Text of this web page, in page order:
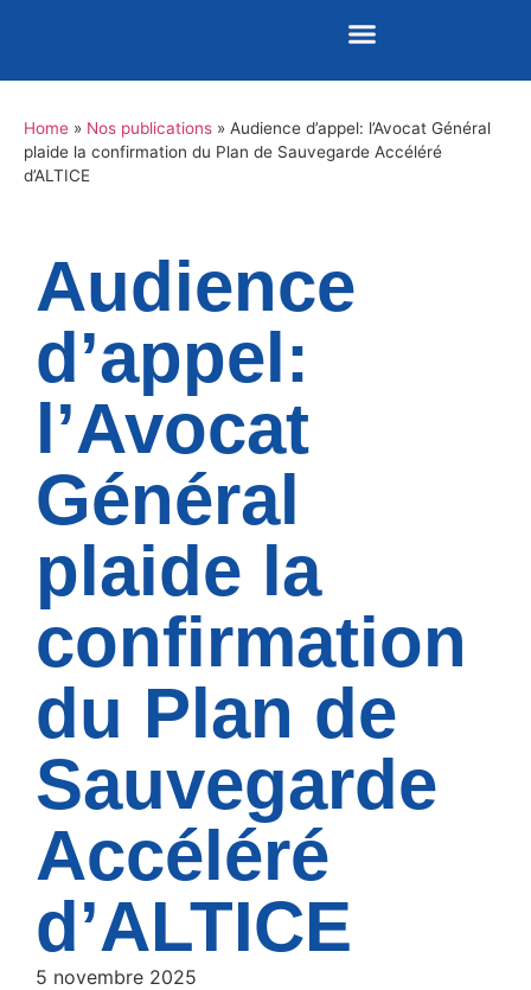
Home » Nos publications » Audience d’appel: l’Avocat Général
plaide la confirmation du Plan de Sauvegarde Accéléré
d’ALTICE
Audience
d’appel:
l’Avocat
Général
plaide la
confirmation
du Plan de
Sauvegarde
Accéléré
d’ALTICE
5 novembre 2025